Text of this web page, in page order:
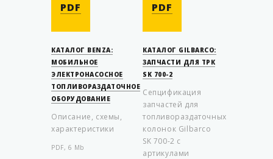
PDF
КАТАЛОГ BENZA:
МОБИЛЬНОЕ
ЭЛЕКТРОНАСОСНОЕ
ТОПЛИВОРАЗДАТОЧНОЕ
ОБОРУДОВАНИЕ
Описание, схемы,
характеристики
PDF, 6 Mb
PDF
КАТАЛОГ GILBARCO:
ЗАПЧАСТИ ДЛЯ ТРК
SK 700-2
Сепцификация
запчастей для
топливораздаточных
колонок Gilbarco
SK 700-2 c
артикулами